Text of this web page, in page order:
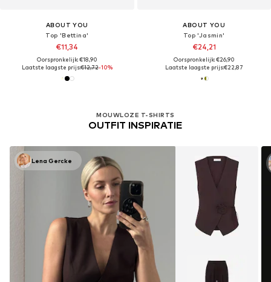
ABOUT YOU
Top 'Bettina'
€11,34
Oorspronkelijk: €18,90
Laatste laagste prijs:€12,72-10%
ABOUT YOU
Top 'Jasmin'
€24,21
Oorspronkelijk: €26,90
Laatste laagste prijs:€22,87
MOUWLOZE T-SHIRTS
OUTFIT INSPIRATIE
Lena Gercke